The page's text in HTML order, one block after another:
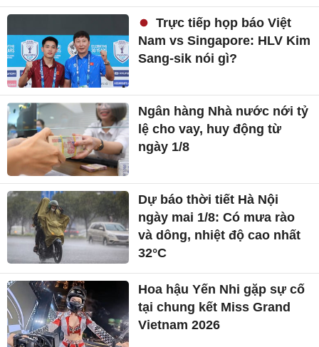
Trực tiếp họp báo Việt
Nam vs Singapore: HLV Kim
Sang-sik nói gì?
Ngân hàng Nhà nước nới tỷ
lệ cho vay, huy động từ
ngày 1/8
Dự báo thời tiết Hà Nội
ngày mai 1/8: Có mưa rào
và dông, nhiệt độ cao nhất
32°C
Hoa hậu Yến Nhi gặp sự cố
tại chung kết Miss Grand
Vietnam 2026